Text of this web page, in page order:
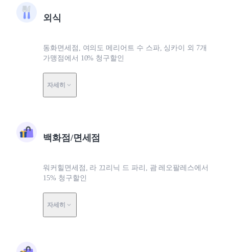
외식
동화면세점, 여의도 메리어트 수 스파, 싱카이 외 7개
가맹점에서 10% 청구할인
자세히
백화점/면세점
워커힐면세점, 라 끄리닉 드 파리, 괌 레오팔레스에서
15% 청구할인
자세히